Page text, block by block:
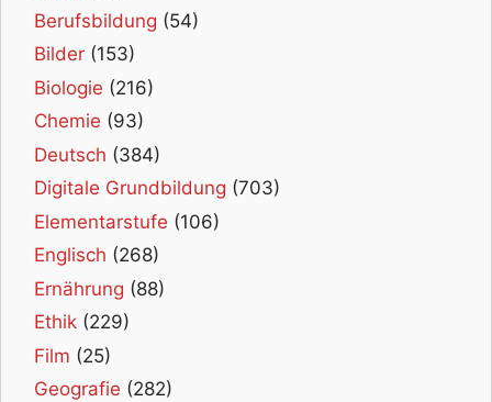
Berufsbildung (54)
Bilder (153)
Biologie (216)
Chemie (93)
Deutsch (384)
Digitale Grundbildung (703)
Elementarstufe (106)
Englisch (268)
Ernährung (88)
Ethik (229)
Film (25)
Geografie (282)